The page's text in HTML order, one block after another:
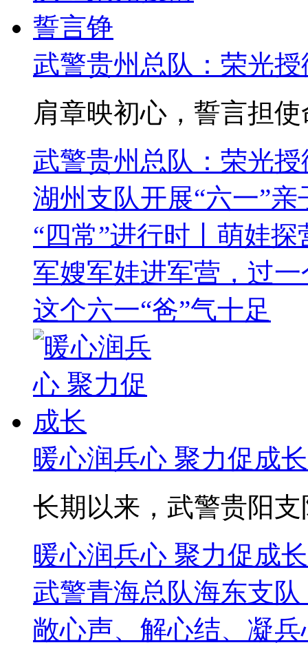
武警贵州总队：荣光
肩章映初心，誓言担
武警贵州总队：荣光
湖州支队开展“六一”
“四常”进行时丨萌娃探
军嫂军娃进军营，过
这个六一“爸”气十足
暖心润兵心 聚力促成长
长期以来，武警贵阳
暖心润兵心 聚力促成长
武警青海总队海东支队
敞心声、解心结、凝兵